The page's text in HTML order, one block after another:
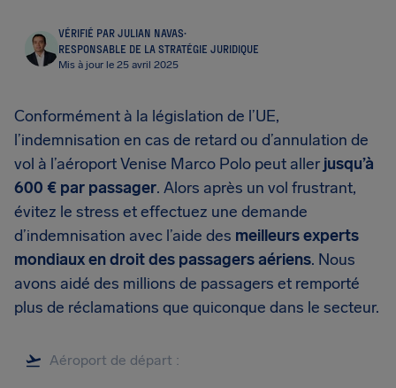
VÉRIFIÉ PAR JULIAN NAVAS·
RESPONSABLE DE LA STRATÉGIE JURIDIQUE
Mis à jour le 25 avril 2025
Conformément à la législation de l’UE,
l’indemnisation en cas de retard ou d’annulation de
vol à l’aéroport Venise Marco Polo peut aller jusqu’à
600 € par passager. Alors après un vol frustrant,
évitez le stress et effectuez une demande
d’indemnisation avec l’aide des meilleurs experts
mondiaux en droit des passagers aériens. Nous
avons aidé des millions de passagers et remporté
plus de réclamations que quiconque dans le secteur.